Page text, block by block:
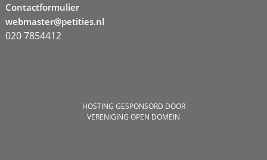
Contactformulier
webmaster@petities.nl
020 7854412
HOSTING GESPONSORD DOOR
VERENIGING OPEN DOMEIN